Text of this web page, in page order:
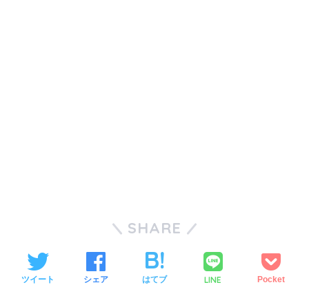
SHARE
ツイート シェア はてブ LINE Pocket